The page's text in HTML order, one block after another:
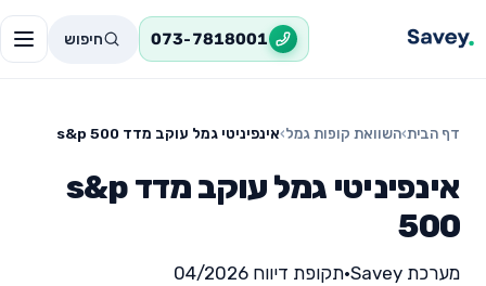
073-7818001 חיפוש
דף הבית›השוואת קופות גמל›אינפיניטי גמל עוקב מדד s&p 500
אינפיניטי גמל עוקב מדד s&p
500
מערכת Savey •תקופת דיווח 04/2026